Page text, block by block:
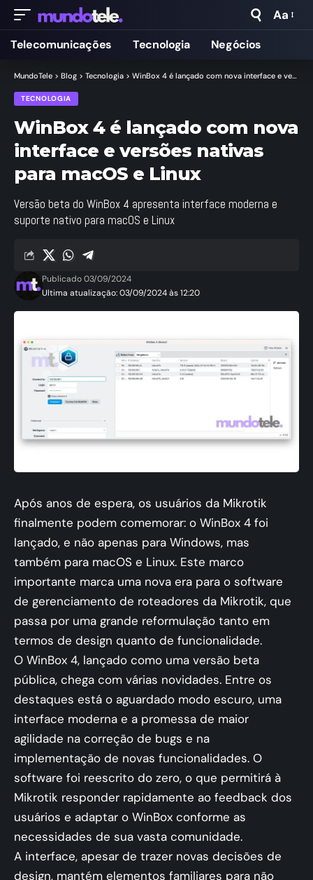
Aa
Telecomunicações Tecnologia Negócios
MundoTele > Blog > Tecnologia > WinBox 4 é lançado com nova interface e versões nativas para macOS e Linux
TECNOLOGIA
WinBox 4 é lançado com nova
interface e versões nativas
para macOS e Linux
Versão beta do WinBox 4 apresenta interface moderna e
suporte nativo para macOS e Linux
Ultima atualização: 03/09/2024 às 12:20
Publicado 03/09/2024
Após anos de espera, os usuários da Mikrotik
finalmente podem comemorar: o WinBox 4 foi
lançado, e não apenas para Windows, mas
também para macOS e Linux. Este marco
importante marca uma nova era para o software
de gerenciamento de roteadores da Mikrotik, que
passa por uma grande reformulação tanto em
termos de design quanto de funcionalidade.
O WinBox 4, lançado como uma versão beta
pública, chega com várias novidades. Entre os
destaques está o aguardado modo escuro, uma
interface moderna e a promessa de maior
agilidade na correção de bugs e na
implementação de novas funcionalidades. O
software foi reescrito do zero, o que permitirá à
Mikrotik responder rapidamente ao feedback dos
usuários e adaptar o WinBox conforme as
necessidades de sua vasta comunidade.
A interface, apesar de trazer novas decisões de
design, mantém elementos familiares para não